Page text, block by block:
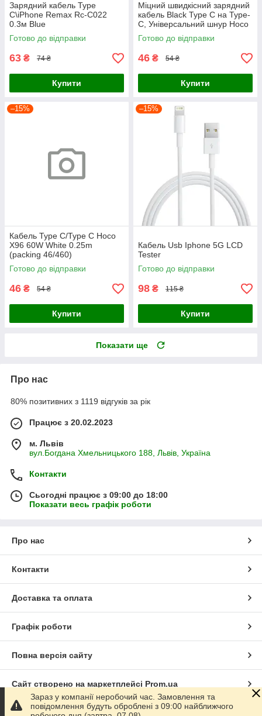
Зарядний кабель Type
C\iPhone Remax Rc-C022
0.3м Blue
Готово до відправки
63 ₴ 74 ₴
Купити
Міцний швидкісний зарядний
кабель Black Type C на Type-
C, Універсальний шнур Hoco
0.25m для передачі даних
60W
Готово до відправки
46 ₴ 54 ₴
Купити
–15%
Кабель Type C/Type C Hoco
X96 60W White 0.25m
(packing 46/460)
Готово до відправки
46 ₴ 54 ₴
Купити
–15%
Кабель Usb Iphone 5G LCD
Tester
Готово до відправки
98 ₴ 115 ₴
Купити
Показати ще
Про нас
80% позитивних з 1119 відгуків за рік
Працює з 20.02.2023
м. Львів
вул.Богдана Хмельницького 188, Львів, Україна
Контакти
Сьогодні працює з 09:00 до 18:00
Показати весь графік роботи
Про нас
Контакти
Доставка та оплата
Графік роботи
Повна версія сайту
Сайт створено на маркетплейсі Prom.ua
Політика конфіденційності
Зараз у компанії неробочий час. Замовлення та
повідомлення будуть оброблені з 09:00 найближчого